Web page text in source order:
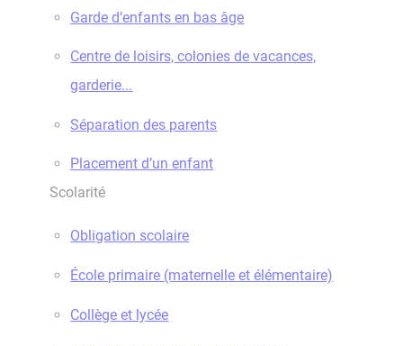
Garde d’enfants en bas âge
Centre de loisirs, colonies de vacances,
garderie...
Séparation des parents
Placement d’un enfant
Scolarité
Obligation scolaire
École primaire (maternelle et élémentaire)
Collège et lycée